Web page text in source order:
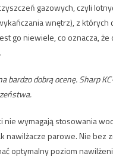
gazowych, czyli
wnętrz), z których
go niewiele, co oznacza,
bardzo dobrą ocenę. Sharp
wymagają stosowania
parowe. Nie bez
optymalny poziom